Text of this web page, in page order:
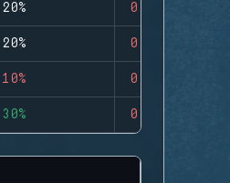
20% 0
20% 0
10% 0
30% 0